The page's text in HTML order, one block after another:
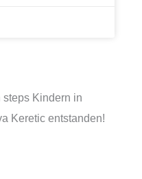
Kindern in
Keretic entstanden!